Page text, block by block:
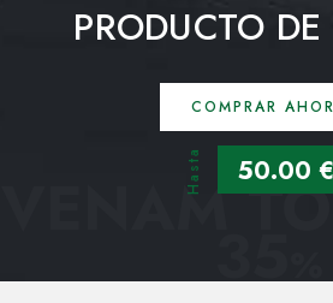
PRODUCTO
COMPRAR
Hasta 50.00 €
VENAM
35